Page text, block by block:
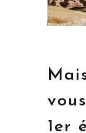
1er